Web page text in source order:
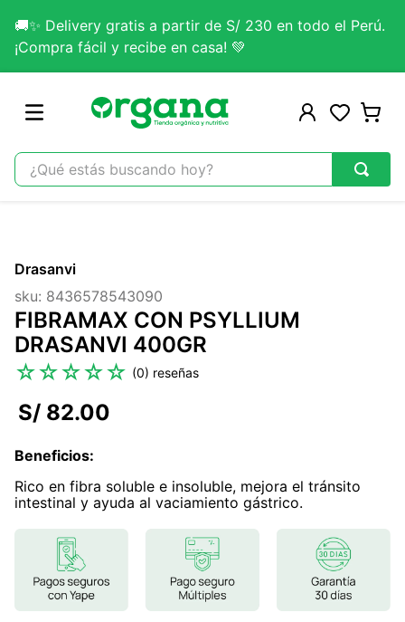
🚚✨ Delivery gratis a partir de S/ 230 en todo el Perú.
¡Compra fácil y recibe en casa! 💚
¿Qué estás buscando hoy?
2.
citrato magnesio
3.
colageno
4.
kefir
5 .
glicinato magnesio
8.
stevia
9.
ashwagandha
10. clorofila
Drasanvi
sku: 8436578543090
FIBRAMAX CON PSYLLIUM
DRASANVI 400GR
☆☆☆☆☆ (0)
S/ 82.00
Beneficios:
Rico en fibra soluble e insoluble, mejora el tránsito
intestinal y ayuda al vaciamiento gástrico.